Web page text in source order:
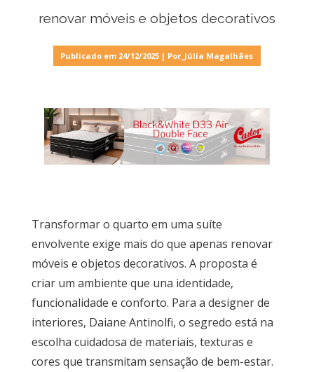
Quarto
dentro
Móveis
Sobre
Contato
renovar móveis e objetos decorativos
Publicado em 24/12/2025 | Por_Júlia Magalhães
Transformar o quarto em uma suíte
envolvente exige mais do que apenas renovar
móveis e objetos decorativos. A proposta é
criar um ambiente que una identidade,
funcionalidade e conforto. Para a designer de
interiores, Daiane Antinolfi, o segredo está na
escolha cuidadosa de materiais, texturas e
cores que transmitam sensação de bem-estar.